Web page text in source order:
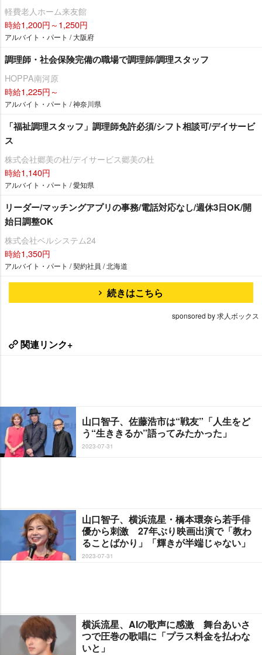
軽費老人ホーム来友館
時給1,200円～1,250円
アルバイト・パート / 大阪府
調理師・社会保険完備の職場で調理師/調理スタッフ
HOPPA南河原
時給1,225円～
アルバイト・パート / 神奈川県
「福祉調理スタッフ」調理師免許必須/シフト相談可/デイサービ
ス
株式会社郷美の杜/デイサービス郷美の杜
時給1,140円
アルバイト・パート / 愛知県
リーダー/マッチングアプリの事務/電話対応なし/週休3日OK/開
始日調整OK
株式会社ベルシステム24
時給1,350円
アルバイト・パート / 契約社員 / 北海道
続きはこちら
sponsored by 求人ボックス
関連リンク+
山口智子、佐藤浩市は“戦友”「人生をど
う“生ききるか”語ってみたかった」
2023-07-31
山口智子、横浜流星・橋本環奈ら若手俳
優から刺激 27年ぶり映画出演で「教わ
ることばかり」「輝きが半端じゃない」
2023-07-31
横浜流星、AIの歌声に感激 舞台あいさ
つで圧巻の歌唱に「プラス料金を払わな
いと」